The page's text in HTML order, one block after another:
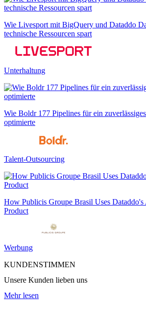
Wie Livesport mit BigQuery und Dataddo
technische Ressourcen spart
Unterhaltung
Wie Boldr 177 Pipelines für ein
optimierte
Talent-Outsourcing
How Publicis Groupe Brasil Uses Dataddo's
Product
Werbung
KUNDENSTIMMEN
Unsere Kunden lieben uns
Mehr lesen